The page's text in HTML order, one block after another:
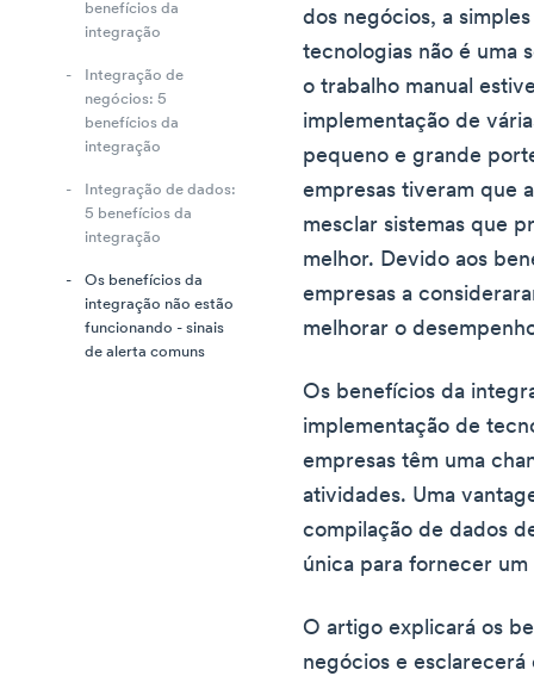
benefícios da
integração
Integração de
negócios: 5
benefícios da
integração
Integração de dados:
5 benefícios da
integração
Os benefícios da
integração não estão
funcionando - sinais
de alerta comuns
dos negócios, a
tecnologias não é uma
o trabalho manual
implementação de
pequeno e grande
empresas tiveram que
mesclar sistemas que
melhor. Devido aos
empresas a
melhorar o
Os benefícios da
implementação de
empresas têm uma
atividades. Uma
compilação de dados
única para fornecer um
O artigo explicará os
negócios e